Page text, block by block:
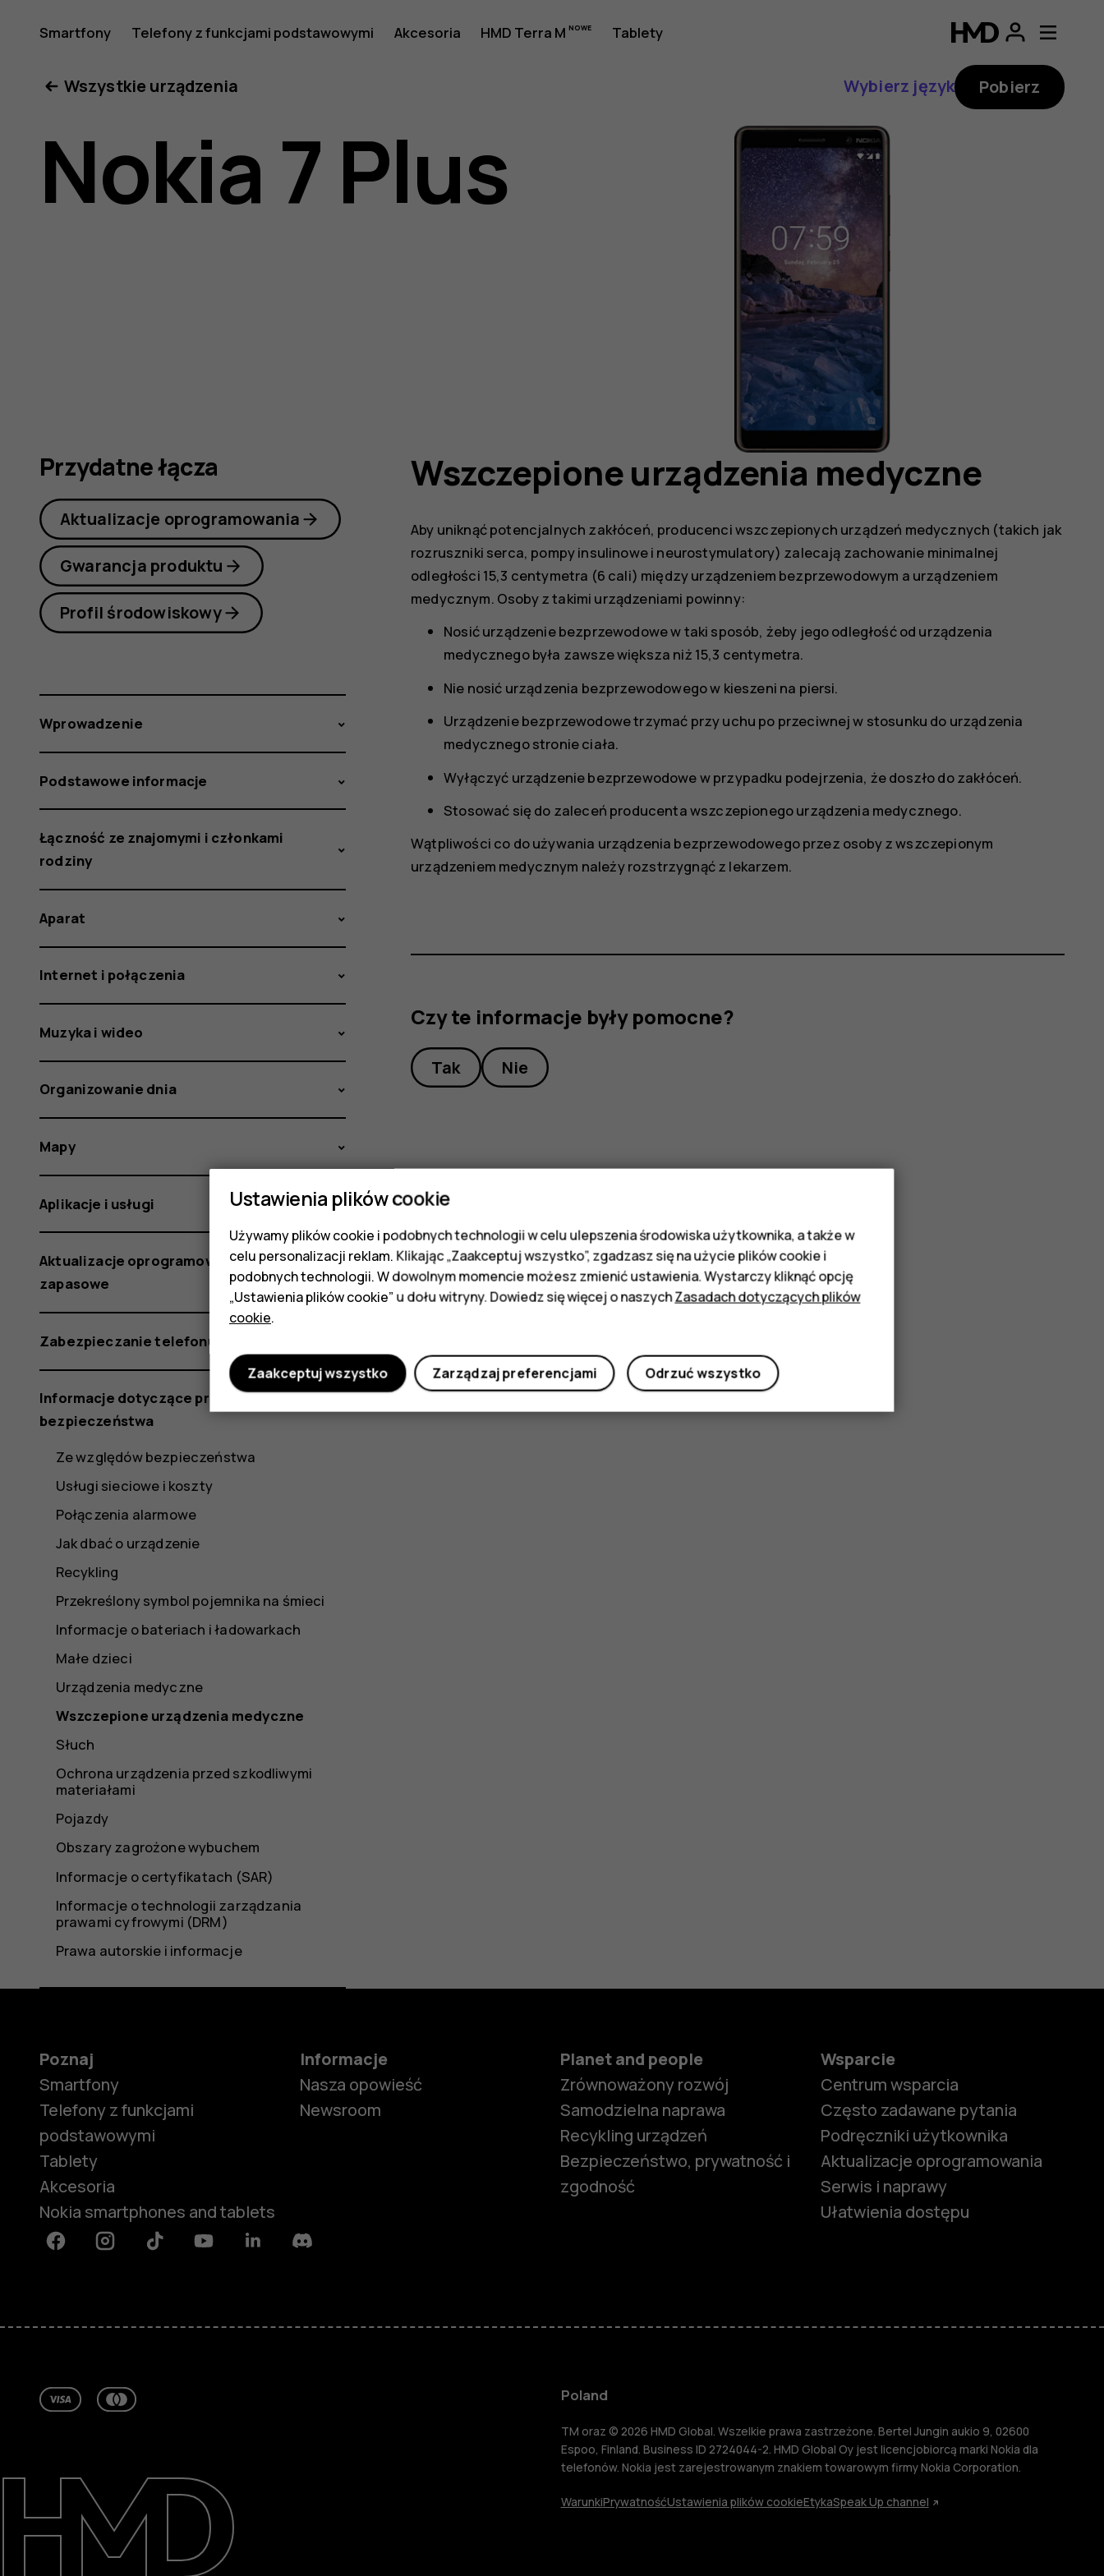
Instrukcja
obsługi
telefonu
Plus
Smartfony Telefony z funkcjami podstawowymi Akcesoria HMD Terra M Tablety
podstawowymi
Akcesoria
HMD Terra M
Tablety
Informacje
Wsparcie
Poland
Wszystkie urządzenia Wybierz język Pobierz
Nokia 7 Plus
Wszczepione urządzenia medyczne
Aby uniknąć potencjalnych zakłóceń, producenci wszczepionych urządzeń medycznych (takich jak
rozruszniki serca, pompy insulinowe i neurostymulatory) zalecają zachowanie minimalnej
odległości 15,3 centymetra (6 cali) między urządzeniem bezprzewodowym a urządzeniem
medycznym. Osoby z takimi urządzeniami powinny:
Nosić urządzenie bezprzewodowe w taki sposób, żeby jego odległość od urządzenia
medycznego była zawsze większa niż 15,3 centymetra.
Nie nosić urządzenia bezprzewodowego w kieszeni na piersi.
Urządzenie bezprzewodowe trzymać przy uchu po przeciwnej w stosunku do urządzenia
medycznego stronie ciała.
Wyłączyć urządzenie bezprzewodowe w przypadku podejrzenia, że doszło do zakłóceń.
Stosować się do zaleceń producenta wszczepionego urządzenia medycznego.
Wątpliwości co do używania urządzenia bezprzewodowego przez osoby z wszczepionym
urządzeniem medycznym należy rozstrzygnąć z lekarzem.
Czy te informacje były pomocne?
Tak Nie
Przydatne łącza
Aktualizacje oprogramowania
Gwarancja produktu
Profil środowiskowy
Wprowadzenie
Podstawowe informacje
Łączność ze znajomymi i członkami
rodziny
Aparat
Internet i połączenia
Muzyka i wideo
Organizowanie dnia
Mapy
Aplikacje i usługi
Aktualizacje oprogramowania i kopie
zapasowe
Zabezpieczanie telefonu
Informacje dotyczące produktu i
bezpieczeństwa
Ze względów bezpieczeństwa
Usługi sieciowe i koszty
Połączenia alarmowe
Jak dbać o urządzenie
Recykling
Przekreślony symbol pojemnika na śmieci
Informacje o bateriach i ładowarkach
Małe dzieci
Urządzenia medyczne
Wszczepione urządzenia medyczne
Słuch
Ochrona urządzenia przed szkodliwymi
materiałami
Pojazdy
Obszary zagrożone wybuchem
Informacje o certyfikatach (SAR)
Informacje o technologii zarządzania
prawami cyfrowymi (DRM)
Prawa autorskie i informacje
Poznaj
Smartfony
Telefony z funkcjami
podstawowymi
Tablety
Akcesoria
Nokia smartphones and tablets
Informacje
Nasza opowieść
Newsroom
Planet and people
Zrównoważony rozwój
Samodzielna naprawa
Recykling urządzeń
Bezpieczeństwo, prywatność i
zgodność
Wsparcie
Centrum wsparcia
Często zadawane pytania
Podręczniki użytkownika
Aktualizacje oprogramowania
Serwis i naprawy
Ułatwienia dostępu
FacebookInstagramTiktok YoutubeLinkedinDiscord
Poland
TM oraz © 2026 HMD Global. Wszelkie prawa zastrzeżone. Bertel Jungin aukio 9, 02600
Espoo, Finland. Business ID 2724044-2. HMD Global Oy jest licencjobiorcą marki Nokia dla
telefonów. Nokia jest zarejestrowanym znakiem towarowym firmy Nokia Corporation.
WarunkiPrywatnośćUstawienia plików cookieEtykaSpeak Up channel
Ustawienia plików cookie
Używamy plików cookie i podobnych technologii w celu ulepszenia środowiska użytkownika, a także w
celu personalizacji reklam. Klikając „Zaakceptuj wszystko”, zgadzasz się na użycie plików cookie i
podobnych technologii. W dowolnym momencie możesz zmienić ustawienia. Wystarczy kliknąć opcję
„Ustawienia plików cookie” u dołu witryny. Dowiedz się więcej o naszychZasadach dotyczących plików
cookie.
Odrzuć wszystko
Zarządzaj preferencjami
Zaakceptuj wszystko